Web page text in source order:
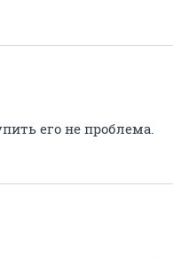
его не проблема.